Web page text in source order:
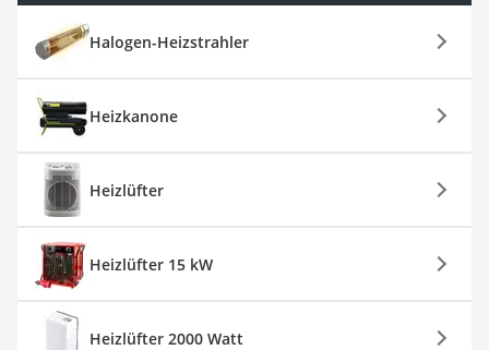
Halogen-Heizstrahler
Heizkanone
Heizlüfter
Heizlüfter 15 kW
Heizlüfter 2000 Watt